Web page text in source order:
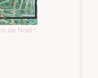
de Noël !